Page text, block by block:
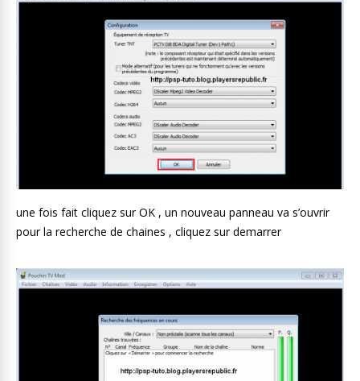
une fois fait cliquez sur OK , un nouveau panneau va s’ouvrir
pour la recherche de chaines , cliquez sur demarrer